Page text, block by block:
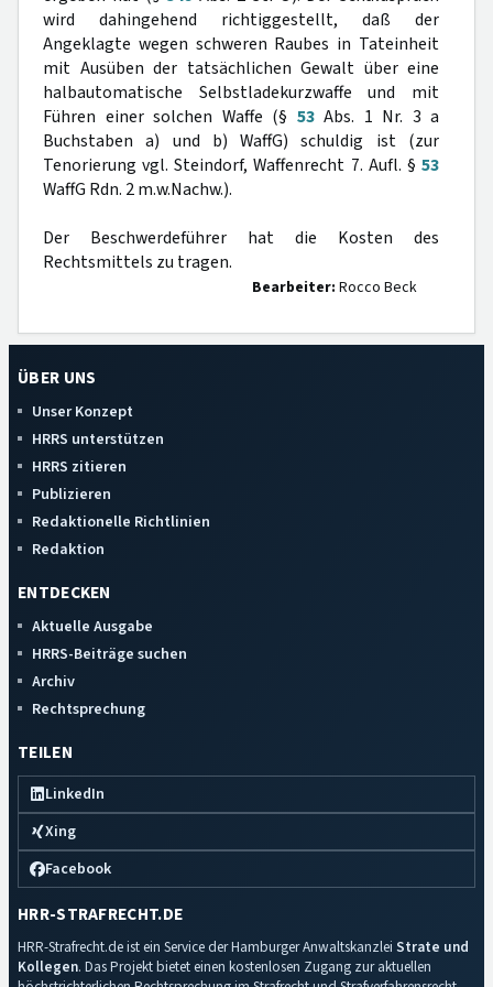
wird dahingehend richtiggestellt, daß der
Angeklagte wegen schweren Raubes in Tateinheit
mit Ausüben der tatsächlichen Gewalt über eine
halbautomatische Selbstladekurzwaffe und mit
Führen einer solchen Waffe (§ 53Abs. 1 Nr. 3 a
Buchstaben a) und b) WaffG) schuldig ist (zur
Tenorierung vgl. Steindorf, Waffenrecht 7. Aufl. § 53
WaffG Rdn. 2 m.w.Nachw.).
Der Beschwerdeführer hat die Kosten des
Rechtsmittels zu tragen.
Bearbeiter: Rocco Beck
ÜBER UNS
Unser Konzept
HRRS unterstützen
HRRS zitieren
Publizieren
Redaktionelle Richtlinien
Redaktion
ENTDECKEN
Aktuelle Ausgabe
HRRS-Beiträge suchen
Archiv
Rechtsprechung
TEILEN
LinkedIn
Xing
Facebook
HRR-STRAFRECHT.DE
HRR-Strafrecht.de ist ein Service der Hamburger Anwaltskanzlei Strate und
Kollegen. Das Projekt bietet einen kostenlosen Zugang zur aktuellen